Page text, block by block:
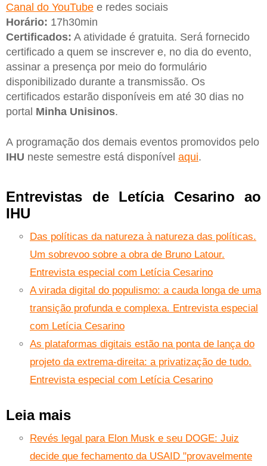
Canal do YouTube e redes sociais
Horário: 17h30min
Certificados: A atividade é gratuita. Será fornecido
certificado a quem se inscrever e, no dia do evento,
assinar a presença por meio do formulário
disponibilizado durante a transmissão. Os
certificados estarão disponíveis em até 30 dias no
portal Minha Unisinos.
A programação dos demais eventos promovidos pelo
IHU neste semestre está disponível aqui.
Entrevistas de Letícia Cesarino ao
IHU
Das políticas da natureza à natureza das políticas.
Um sobrevoo sobre a obra de Bruno Latour.
Entrevista especial com Letícia Cesarino
A virada digital do populismo: a cauda longa de uma
transição profunda e complexa. Entrevista especial
com Letícia Cesarino
As plataformas digitais estão na ponta de lança do
projeto da extrema-direita: a privatização de tudo.
Entrevista especial com Letícia Cesarino
Leia mais
Revés legal para Elon Musk e seu DOGE: Juiz
decide que fechamento da USAID "provavelmente